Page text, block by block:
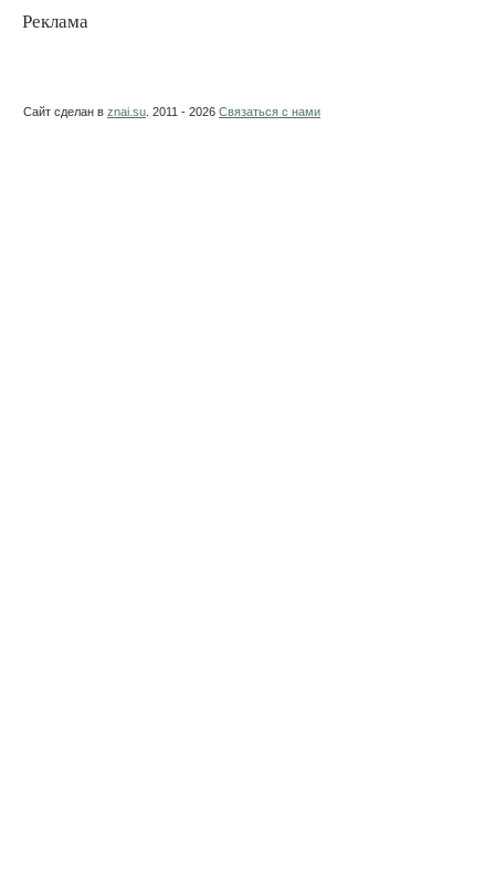
Реклама
Сайт сделан в znai.su . 2011 - 2026 Связаться с нами